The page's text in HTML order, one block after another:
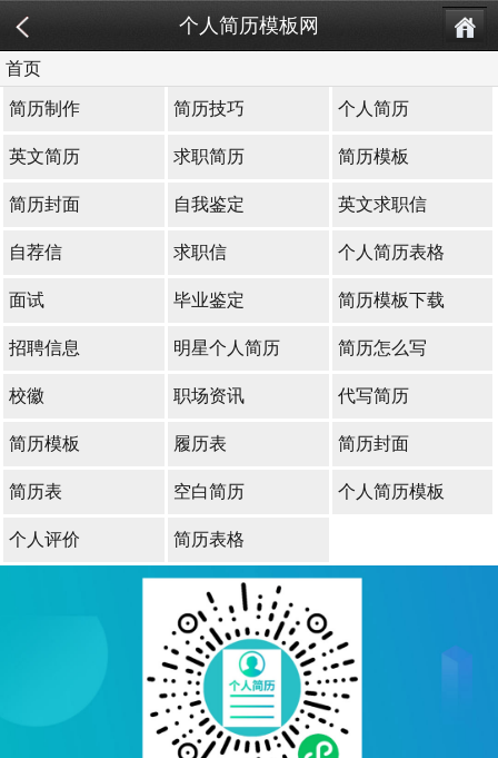
个人简历模板网
首页
简历制作 简历技巧 个人简历
英文简历 求职简历 简历模板
简历封面 自我鉴定 英文求职信
自荐信 求职信 个人简历表格
面试 毕业鉴定 简历模板下载
招聘信息 明星个人简历 简历怎么写
校徽 职场资讯 代写简历
简历模板 履历表 简历封面
简历表 空白简历 个人简历模板
个人评价 简历表格